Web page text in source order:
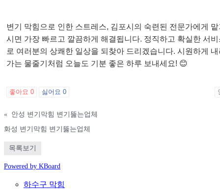
변기 막힘으로 인한 스트레스, 김포시의 숙련된 전문가에게 맡
시면 가장 빠르고 깔끔하게 해결됩니다. 정직하고 확실한 서비
로 여러분의 상쾌한 일상을 되찾아 드리겠습니다. 시원하게
가는 물줄기처럼 오늘도 기분 좋은 하루 보내세요! 😊
좋아요 0 싫어요 0
« 안성 변기막힘 변기뚫는업체
화성 변기막힘 변기뚫는업체
목록보기
Powered by KBoard
하수구 막힘